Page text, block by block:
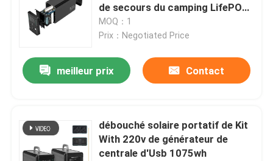
de secours du camping LifePO4
pour le climatiseur de rv
MOQ：1
Prix：Negotiated Price
meilleur prix Contact
débouché solaire portatif de Kit
With 220v de générateur de
centrale d'Usb 1075wh